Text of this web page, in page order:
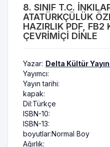
8. SINIF T.C.
ATATÜRKÇÜLÜK
HAZIRLIK PDF, FB2
ÇEVRIMIÇI DINLE
Yazar: Delta Kültür
Yayımcı:
Yayın tarihi:
kapak:
Dil:Türkçe
ISBN-10:
ISBN-13:
boyutlar:Normal Boy
Ağırlık: